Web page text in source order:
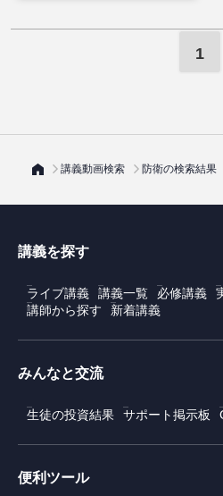
1
講義動画検索 防衛の検索結果
講義を探す
ライブ講義 講義一覧 必修講義
講師から探す
新着講義
みんなと交流
生徒の投資結果 サポート掲示板
便利ツール